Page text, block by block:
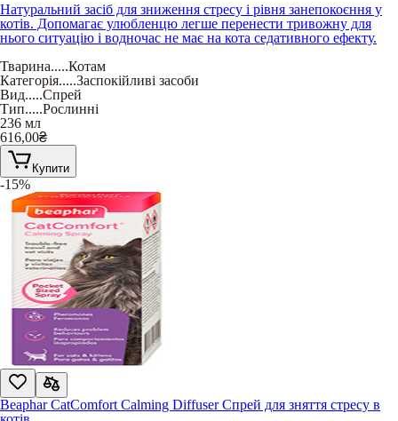
Натуральний засіб для зниження стресу і рівня занепокоєння у
котів. Допомагає улюбленцю легше перенести тривожну для
нього ситуацію і водночас не має на кота седативного ефекту.
Тварина.....Котам
Категорія.....Заспокійливі засоби
Вид.....Спрей
Тип.....Рослинні
236 мл
616,00₴
Купити
-15%
Beaphar CatComfort Calming Diffuser Спрей для зняття стресу в